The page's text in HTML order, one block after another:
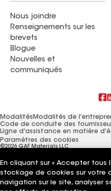
Nous joindre
Renseignements sur les
brevets
Blogue
Nouvelles et
communiqués
Modalités Modalités de
Code de conduite des
Ligne d'assistance en matière
Paramètres des cookies
©2026 GAF Materials LLC
En cliquant sur « Accepter
stockage de cookies sur votre
navigation sur le site, analyser